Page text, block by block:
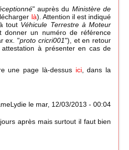
" auprès du Ministère de
là). Attention il est indiqué
tout Véhicule Terrestre à Moteur
un numéro de référence
ex. "proto cricri001"), et en retour
à présenter en cas de
une page là-dessus ici, dans la
le mar, 12/03/2013 - 00:04
après mais surtout il faut bien